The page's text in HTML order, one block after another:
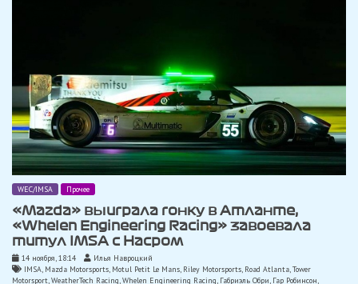
WEC/IMSA Прочее
«Mazda» выиграла гонку в Атланте,
«Whelen Engineering Racing» завоевала
титул IMSA с Насром
14 ноября, 18:14
Илья Навроцкий
IMSA, Mazda Motorsports, Motul Petit Le Mans, Riley Motorsports, Road Atlanta,Tower
Motorsport,WeatherTech Racing,Whelen Engineering Racing, Габриэль Обри, Гар Робинсон